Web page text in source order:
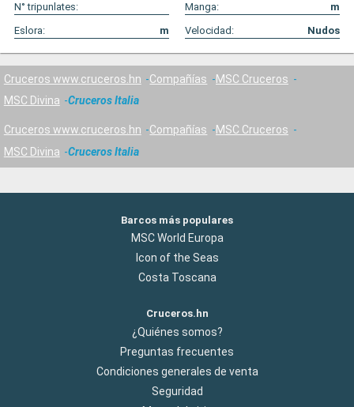
N° tripunlates:
Manga:
m
Eslora:
m Velocidad: Nudos
Cruceros www.cruceros.hn Compañías
MSC Cruceros
MSC Divina
Cruceros Italia
Cruceros www.cruceros.hn Compañías
MSC Cruceros
MSC Divina
Cruceros Italia
Barcos más populares
MSC World Europa
Icon of the Seas
Costa Toscana
Cruceros.hn
¿Quiénes somos?
Preguntas frecuentes
Condiciones generales de venta
Seguridad